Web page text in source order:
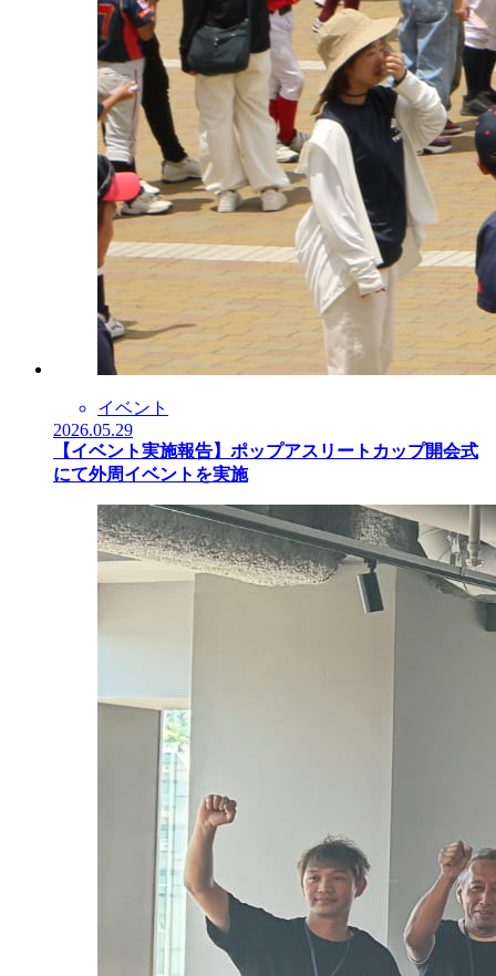
イベント
2026.05.29
【イベント実施報告】ポップアスリートカップ開会式
にて外周イベントを実施